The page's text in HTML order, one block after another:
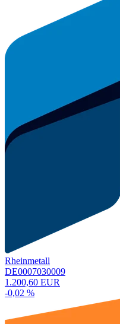
Rheinmetall
DE0007030009
1.200,60 EUR
-0,02 %